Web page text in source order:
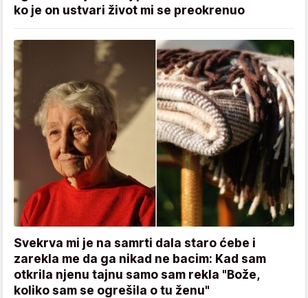
ko je on ustvari život mi se preokrenuo
Svekrva mi je na samrti dala staro ćebe i
zarekla me da ga nikad ne bacim: Kad sam
otkrila njenu tajnu samo sam rekla "Bože,
koliko sam se ogrešila o tu ženu"